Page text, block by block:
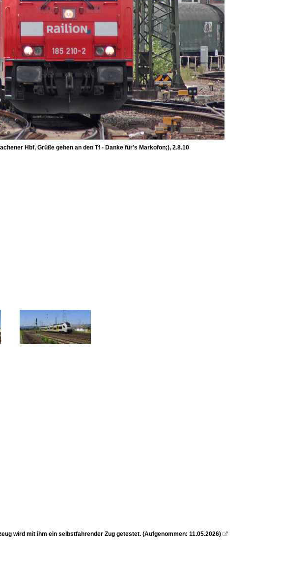
Hbf, Grüße gehen an den Tf - Danke für's Markofon;), 2.8.10
wird mit ihm ein selbstfahrender Zug getestet. (Aufgenommen: 11.05.2026) 